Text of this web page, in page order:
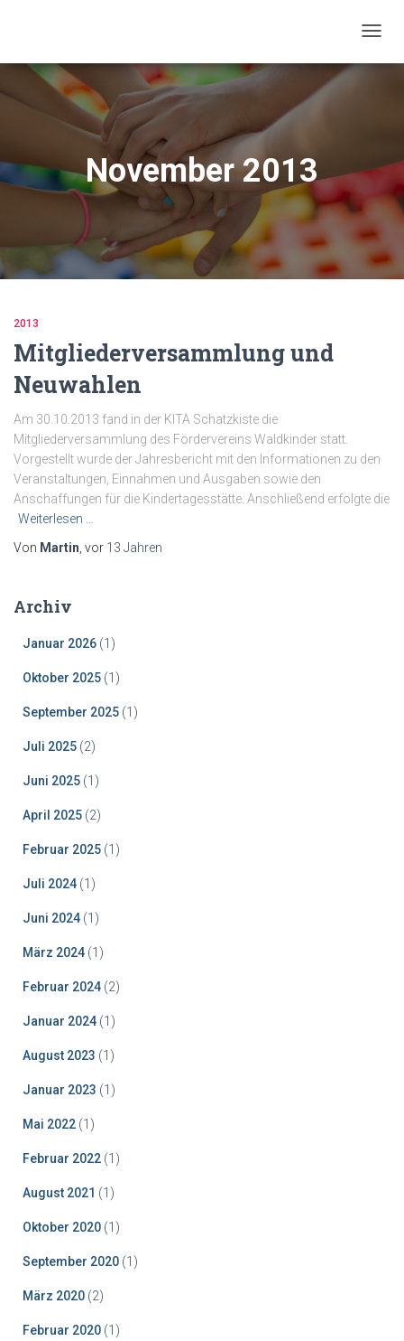
November 2013
2013
Mitgliederversammlung und
Neuwahlen
Am 30.10.2013 fand in der KITA Schatzkiste die
Mitgliederversammlung des Fördervereins Waldkinder statt.
Vorgestellt wurde der Jahresbericht mit den Informationen zu den
Veranstaltungen, Einnahmen und Ausgaben sowie den
Anschaffungen für die Kindertagesstätte. Anschließend erfolgte die
Weiterlesen …
Von Martin , vor 13 Jahren
Archiv
Januar 2026 (1)
Oktober 2025 (1)
September 2025 (1)
Juli 2025 (2)
Juni 2025 (1)
April 2025 (2)
Februar 2025 (1)
Juli 2024 (1)
Juni 2024 (1)
März 2024 (1)
Februar 2024 (2)
Januar 2024 (1)
August 2023 (1)
Januar 2023 (1)
Mai 2022 (1)
Februar 2022 (1)
August 2021 (1)
Oktober 2020 (1)
September 2020 (1)
März 2020 (2)
Februar 2020 (1)